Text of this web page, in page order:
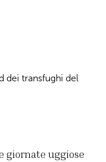
dei transfughi del
giornate uggiose